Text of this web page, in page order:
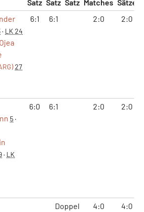
Satz Satz Satz Matches Sätze
· LK 24
27
6:1 6:1 2:0 2:0
5·
· LK
6:0 6:1 2:0 2:0
Doppel 4:0
4:0